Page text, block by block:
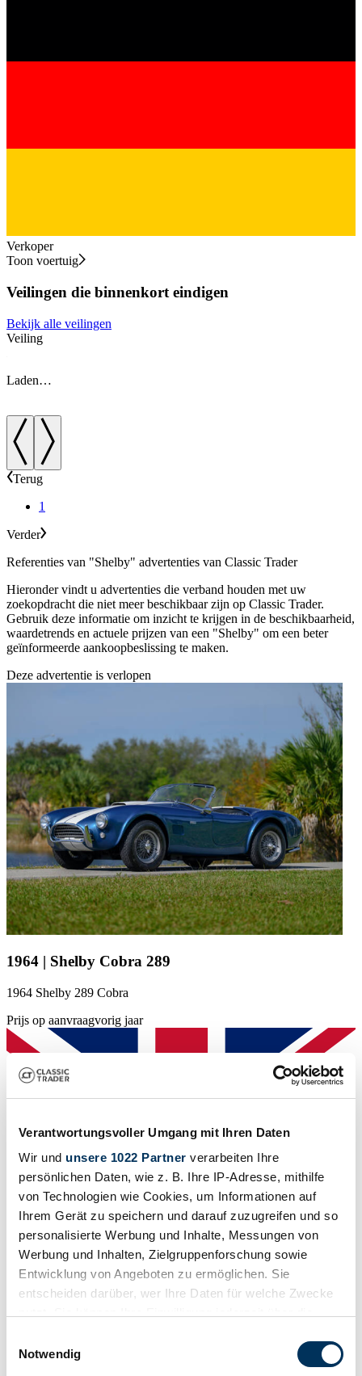
Verantwortungsvoller Umgang mit Ihren Daten
Wir und unsere 1022 Partner verarbeiten Ihre
persönlichen Daten, wie z. B. Ihre IP-Adresse, mithilfe
von Technologien wie Cookies, um Informationen auf
Ihrem Gerät zu speichern und darauf zuzugreifen und so
personalisierte Werbung und Inhalte, Messungen von
Werbung und Inhalten, Zielgruppenforschung sowie
Entwicklung von Angeboten zu ermöglichen. Sie
entscheiden darüber, wer Ihre Daten für welche Zwecke
Trigger Symbol ändern oder widerrufen
Notwendig
Verkoper
Toon voertuig
Veilingen die binnenkort eindigen
Bekijk alle veilingen
Veiling
Laden…
Terug
1
Verder
Referenties van "Shelby" advertenties van Classic Trader
Hieronder vindt u advertenties die verband houden met uw
zoekopdracht die niet meer beschikbaar zijn op Classic Trader.
Gebruik deze informatie om inzicht te krijgen in de beschikbaarheid,
waardetrends en actuele prijzen van een "Shelby" om een beter
geïnformeerde aankoopbeslissing te maken.
Deze advertentie is verlopen
1964 | Shelby Cobra 289
1964 Shelby 289 Cobra
Prijs op aanvraagvorig jaar
Verkoper
Carrosserie detail
Niet voorzien